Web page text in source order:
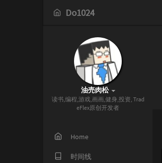
Do1024
油売肉松
读书,编程,游戏,画画,健身,投资, Trad
eFlex原创开发者
Home
时间线